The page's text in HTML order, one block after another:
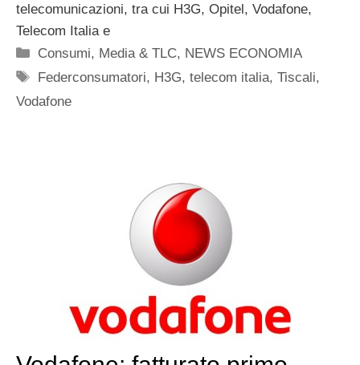
telecomunicazioni, tra cui H3G, Opitel, Vodafone,
Telecom Italia e
Categorie
Consumi, Media & TLC, NEWS ECONOMIA
Tag
Federconsumatori, H3G,telecom italia,Tiscali,
Vodafone